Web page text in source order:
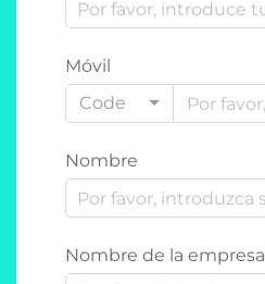
Móvil
Code
Nombre
Nombre de la empresa